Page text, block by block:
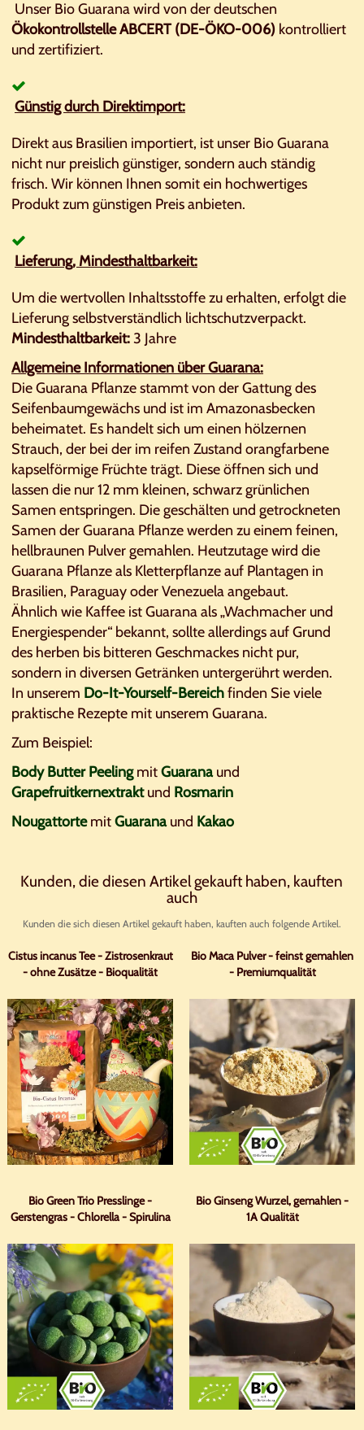
Unser Bio Guarana wird von der deutschen
Ökokontrollstelle ABCERT (DE-ÖKO-006) kontrolliert
und zertifiziert.
Günstig durch Direktimport:
Direkt aus Brasilien importiert, ist unser Bio Guarana
nicht nur preislich günstiger, sondern auch ständig
frisch. Wir können Ihnen somit ein hochwertiges
Produkt zum günstigen Preis anbieten.
Lieferung, Mindesthaltbarkeit:
Um die wertvollen Inhaltsstoffe zu erhalten, erfolgt die
Lieferung selbstverständlich lichtschutzverpackt.
Mindesthaltbarkeit: 3 Jahre
Allgemeine Informationen über Guarana:
Die Guarana Pflanze stammt von der Gattung des
Seifenbaumgewächs und ist im Amazonasbecken
beheimatet. Es handelt sich um einen hölzernen
Strauch, der bei der im reifen Zustand orangfarbene
kapselförmige Früchte trägt. Diese öffnen sich und
lassen die nur 12 mm kleinen, schwarz grünlichen
Samen entspringen. Die geschälten und getrockneten
Samen der Guarana Pflanze werden zu einem feinen,
hellbraunen Pulver gemahlen. Heutzutage wird die
Guarana Pflanze als Kletterpflanze auf Plantagen in
Brasilien, Paraguay oder Venezuela angebaut.
Ähnlich wie Kaffee ist Guarana als „Wachmacher und
Energiespender“ bekannt, sollte allerdings auf Grund
des herben bis bitteren Geschmackes nicht pur,
sondern in diversen Getränken untergerührt werden.
In unserem Do-It-Yourself-Bereichfinden Sie viele
praktische Rezepte mit unserem Guarana.
Zum Beispiel:
Body Butter PeelingmitGuaranaund
Grapefruitkernextraktund Rosmarin
NougattortemitGuaranaund Kakao
Kunden, die diesen Artikel gekauft haben, kauften
auch
Kunden die sich diesen Artikel gekauft haben, kauften auch folgende Artikel.
Cistus incanus Tee - Zistrosenkraut
- ohne Zusätze - Bioqualität
Bio Maca Pulver - feinst gemahlen
- Premiumqualität
Bio Green Trio Presslinge -
Gerstengras - Chlorella - Spirulina
Bio Ginseng Wurzel, gemahlen -
1A Qualität